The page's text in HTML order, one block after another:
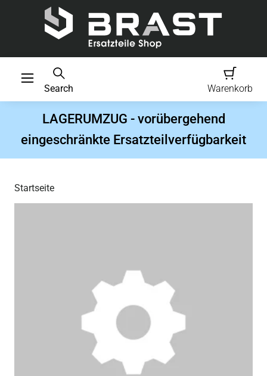
Search Warenkorb
LAGERUMZUG - vorübergehend
eingeschränkte Ersatzteilverfügbarkeit
Startseite